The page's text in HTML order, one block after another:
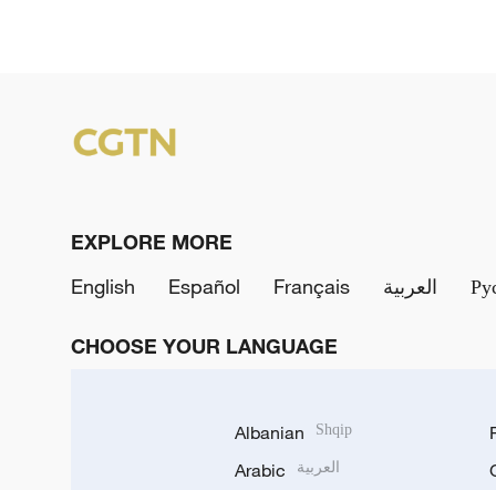
EXPLORE MORE
English
Español Français العربية
CHOOSE YOUR LANGUAGE
Albanian Shqip
Arabic العربية